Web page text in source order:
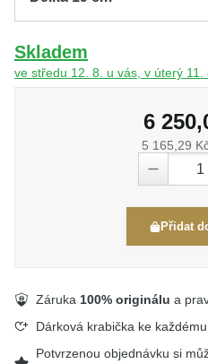
Skladem
ve středu 12. 8. u vás, v úterý 11.
6
5 165,29
Přidat
Záruka 100% originálu a
Dárková krabička ke
Potvrzenou objednávku si